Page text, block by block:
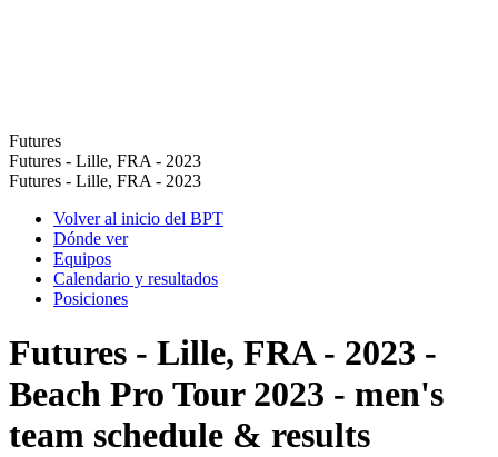
Futures
Futures - Lille, FRA - 2023
Futures - Lille, FRA - 2023
Volver al inicio del BPT
Dónde ver
Equipos
Calendario y resultados
Posiciones
Futures - Lille, FRA - 2023 -
Beach Pro Tour 2023 - men's
team schedule & results